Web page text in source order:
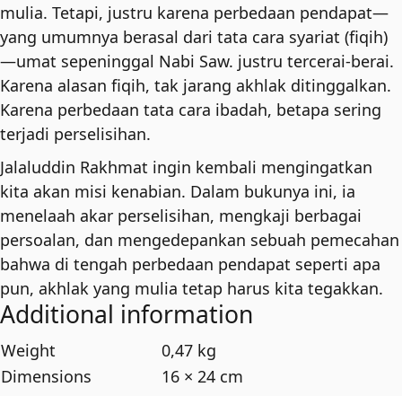
mulia. Tetapi, justru karena perbedaan pendapat—
yang umumnya berasal dari tata cara syariat (fiqih)
—umat sepeninggal Nabi Saw. justru tercerai-berai.
Karena alasan fiqih, tak jarang akhlak ditinggalkan.
Karena perbedaan tata cara ibadah, betapa sering
terjadi perselisihan.
Jalaluddin Rakhmat ingin kembali mengingatkan
kita akan misi kenabian. Dalam bukunya ini, ia
menelaah akar perselisihan, mengkaji berbagai
persoalan, dan mengedepankan sebuah pemecahan
bahwa di tengah perbedaan pendapat seperti apa
pun, akhlak yang mulia tetap harus kita tegakkan.
Additional information
Weight
0,47 kg
Dimensions
16 × 24 cm